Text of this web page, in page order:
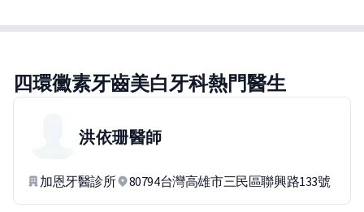
四環黴素牙齒美白牙科熱門醫生
洪依珊醫師
加恩牙醫診所 80794台灣高雄市三民區聯興路133號